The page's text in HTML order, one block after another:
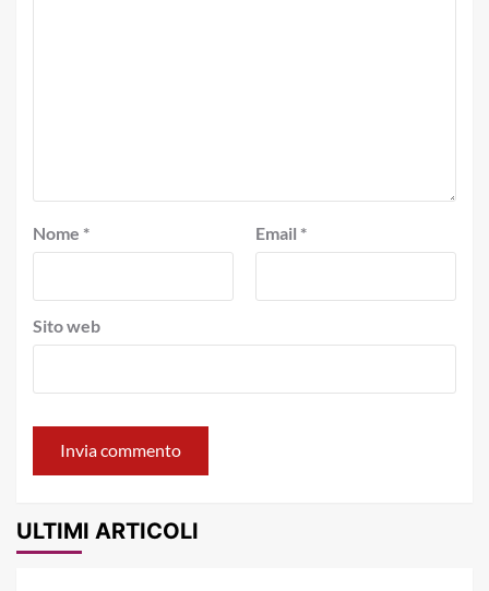
Nome * Email *
Sito web
ULTIMI ARTICOLI